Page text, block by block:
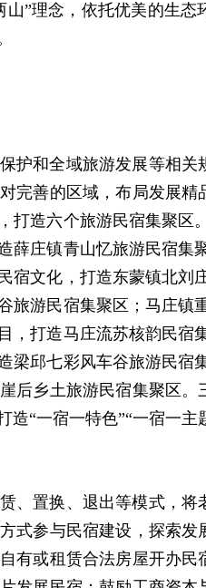
山”理念，依托优美的生
护和全域旅游发展等相
完善的区域，布局发展
打造六个旅游民宿集聚
薛庄镇青山忆旅游民宿
文化，打造东蒙镇北刘
游民宿集聚区；马庄
，打造马庄流苏核韵民
梁邱七彩风车谷旅游民
后乡土旅游民宿集聚区
“一宿一特色”“一宿一主
、置换、退出等模式，
式参与民宿建设，探索
有或租赁合法房屋开办